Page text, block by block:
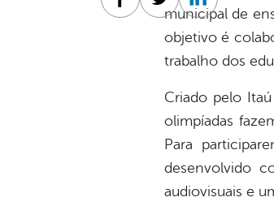
municipal de
objetivo é
trabalho dos
Criado pelo
olimpíadas
Para
desenvolvido
audiovisuais e
Facebook
Twitter